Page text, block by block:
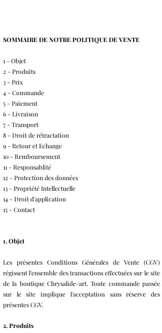
SOMMAIRE DE NOTRE POLITIQUE DE VENTE
1 - Objet
2 - Produits
3 - Prix
4 - Commande
5 - Paiement
6 - Livraison
7 - Transport
8 - Droit de rétractation
9 - Retour et Echange
10 - Remboursement
11 - Responsablité
12 - Protection des données
13 - Propriété Intellectuelle
14 - Droit d'application
15 - Contact
1. Objet
Les présentes Conditions Générales de Vente (CGV)
régissent l'ensemble des transactions effectuées sur le site
de la boutique Chrysalide-art. Toute commande passée
sur le site implique l'acceptation sans réserve des
présentes CGV.
2. Produits